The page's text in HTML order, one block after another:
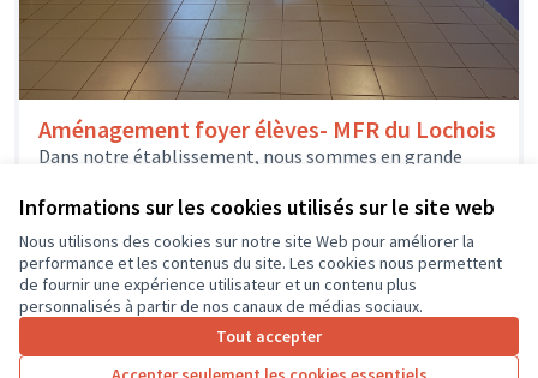
Informations sur les cookies utilisés sur le site web
Nous utilisons des cookies sur notre site Web pour améliorer la
performance et les contenus du site. Les cookies nous permettent
de fournir une expérience utilisateur et un contenu plus
personnalisés à partir de nos canaux de médias sociaux.
Tout accepter
Aménagement foyer élèves- MFR du Lochois
Dans notre établissement, nous sommes en grande
un lieu d'échanges et de repos...
3 … 7